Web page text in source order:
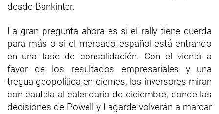
desde Bankinter.
La gran pregunta ahora es si el rally tiene cuerda
para más o si el mercado español está entrando
en una fase de consolidación. Con el viento a
favor de los resultados empresariales y una
tregua geopolítica en ciernes, los inversores miran
con cautela al calendario de diciembre, donde las
decisiones de Powell y Lagarde volverán a marcar